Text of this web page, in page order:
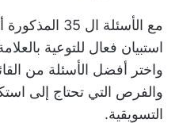
مع الأسئلة ال
استبيان فعال للتوعية
واختر أفضل الأسئلة من
والفرص التي تحتاج إلى
التسويقية.